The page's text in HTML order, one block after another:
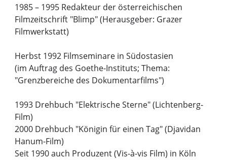
1985 – 1995 Redakteur der österreichischen
Filmzeitschrift "Blimp" (Herausgeber: Grazer
Filmwerkstatt)
Herbst 1992 Filmseminare in Südostasien
(im Auftrag des Goethe-Instituts; Thema:
"Grenzbereiche des Dokumentarfilms")
1993 Drehbuch "Elektrische Sterne" (Lichtenberg-
Film)
2000 Drehbuch "Königin für einen Tag" (Djavidan
Hanum-Film)
Seit 1990 auch Produzent (Vis-à-vis Film) in Köln